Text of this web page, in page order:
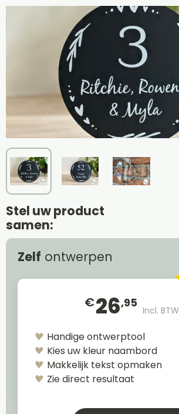
Stel uw product
samen:
Zelf ontwerpen
€26,95
Incl. BTW
Handige ontwerptool
Kies uw kleur naambord
Makkelijk tekst opmaken
Zie direct resultaat